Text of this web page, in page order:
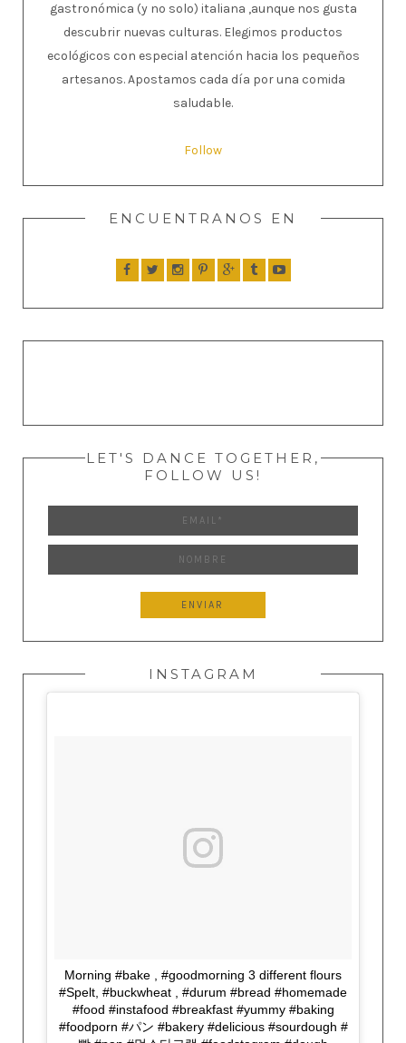
gastronómica (y no solo) italiana ,aunque nos gusta
descubrir nuevas culturas. Elegimos productos
ecológicos con especial atención hacia los pequeños
artesanos. Apostamos cada día por una comida
saludable.
Follow
ENCUENTRANOS EN
LET'S DANCE TOGETHER,
FOLLOW US!
INSTAGRAM
Morning #bake , #goodmorning 3 different flours
#Spelt, #buckwheat , #durum #bread #homemade
#food #instafood #breakfast #yummy #baking
#foodporn #パン #bakery #delicious #sourdough #